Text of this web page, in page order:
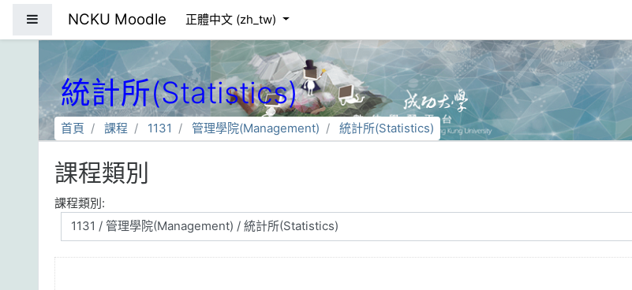
NCKU Moodle 正體中文 ‎(zh_tw)‎
統計所(Statistics)
首頁 課程 1131 管理學院(Management) 統計所(Statistics)
課程類別
課程類別: